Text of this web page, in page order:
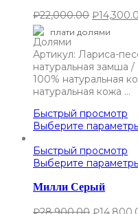
₽22,000.00 ₽
плати долями
Артикул: Лариса-
натуральная замша
100% натуральная
натуральная кожа …
Быстрый просмотр
Выберите
Быстрый просмотр
Выберите
Милли Серый